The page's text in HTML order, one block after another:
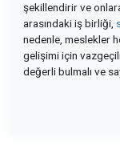
şekillendirir ve
arasındaki iş birliği,
nedenle, meslekler
gelişimi için
değerli bulmalı ve